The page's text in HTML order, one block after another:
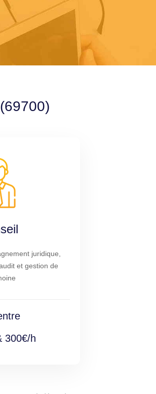
juridique,
et gestion de
300€/h